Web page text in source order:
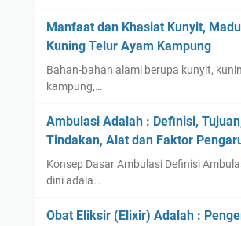
Manfaat dan Khasiat Kunyit,
Kuning Telur Ayam Kampung
Bahan-bahan alami berupa kunyit,
kampung,…
Ambulasi Adalah : Definisi,
Tindakan, Alat dan Faktor
Konsep Dasar Ambulasi Definisi
dini adala…
Obat Eliksir (Elixir) Adalah :